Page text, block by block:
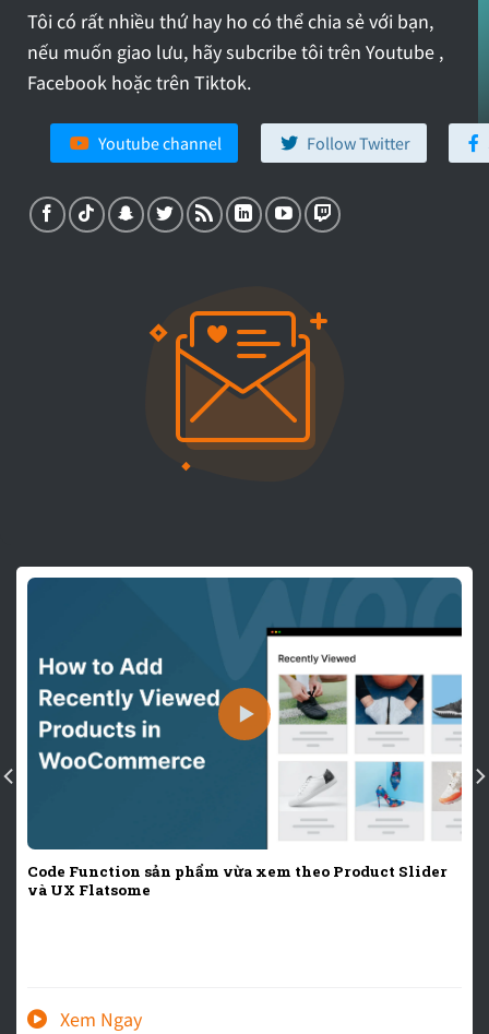
Tôi có rất nhiều thứ hay ho có thể chia sẻ với bạn,
nếu muốn giao lưu, hãy subcribe tôi trên Youtube ,
Facebook hoặc trên Tiktok.
Youtube channel Follow Twitter
Code Function sản phẩm vừa xem theo Product Slider
và UX Flatsome